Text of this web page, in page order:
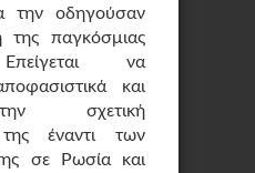
την οδηγούσαν
της παγκόσμιας
να
και
σχετική
έναντι των
σε Ρωσία και